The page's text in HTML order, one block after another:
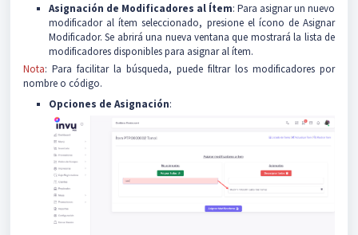
Asignación de Modificadores al Ítem: Para asignar un nuevo
modificador al ítem seleccionado, presione el ícono de Asignar
Modificador. Se abrirá una nueva ventana que mostrará la lista de
modificadores disponibles para asignar al ítem.
Nota: Para facilitar la búsqueda, puede filtrar los modificadores por
nombre o código.
Opciones de Asignación: